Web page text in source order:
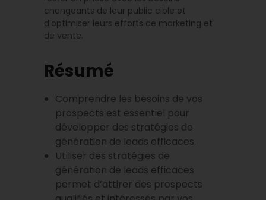
changeants de leur public cible et
d’optimiser leurs efforts de marketing et
de vente.
Résumé
Comprendre les besoins de vos
prospects est essentiel pour
développer des stratégies de
génération de leads efficaces.
Utiliser des stratégies de
génération de leads efficaces
permet d’attirer des prospects